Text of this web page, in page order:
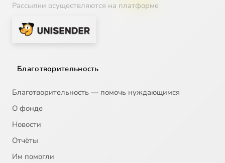
Рассылки осуществляются на платформе
Благотворительность
Благотворительность — помочь нуждающимся
О фонде
Новости
Отчёты
Им помогли